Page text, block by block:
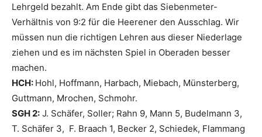
Lehrgeld bezahlt. Am Ende gibt das Siebenmeter-
Verhältnis von 9:2 für die Heerener den Ausschlag. Wir
müssen nun die richtigen Lehren aus dieser Niederlage
ziehen und es im nächsten Spiel in Oberaden besser
machen.
HCH: Hohl, Hoffmann, Harbach, Miebach, Münsterberg,
Guttmann, Mrochen, Schmohr.
SGH 2: J. Schäfer, Soller; Rahn 9, Mann 5, Budelmann 3,
T. Schäfer 3, F. Braach 1, Becker 2, Schiedek, Flammang